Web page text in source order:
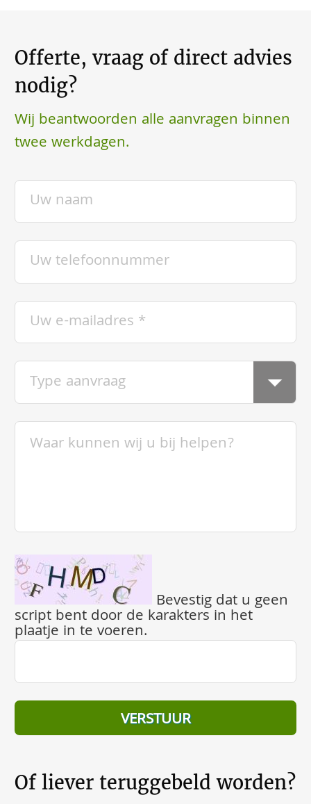
Offerte, vraag of direct advies
nodig?
Wij beantwoorden alle aanvragen binnen
twee werkdagen.
Bevestig dat u geen
script bent door de karakters in het
plaatje in te voeren.
Of liever teruggebeld worden?